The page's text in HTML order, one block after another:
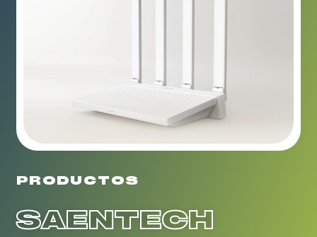
PRODUCTOS
SAENTECH